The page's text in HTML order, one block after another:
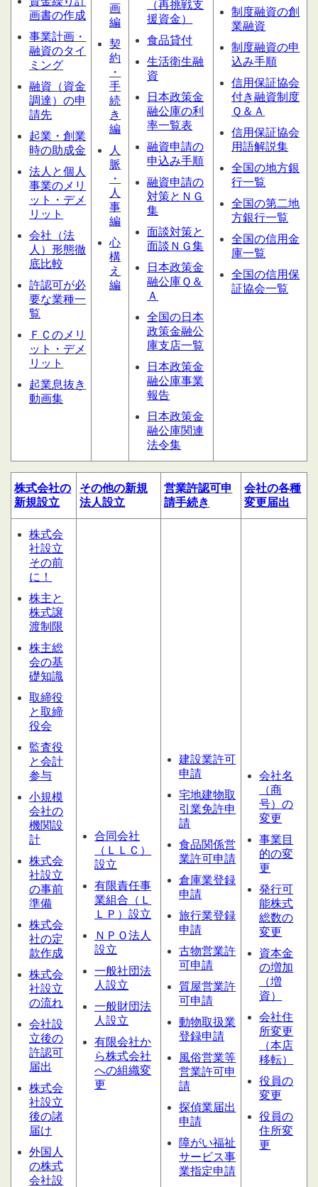
画書の作成
事業計画・
融資のタイ
ミング
融資（資金
調達）の申
請先
起業・創業
時の助成金
法人と個人
事業のメリ
ット・デメ
リット
会社（法
人）形態徹
底比較
許認可が必
要な業種一
覧
ＦＣのメリ
ット・デメ
リット
起業息抜き
動画集
画
編
契
約
・
手
続
き
編
人
脈
・
人
事
編
心
構
え
編
（再挑戦支
援資金）
食品貸付
生活衛生融
資
日本政策金
融公庫の利
率一覧表
融資申請の
申込み手順
融資申請の
対策とＮＧ
集
面談対策と
面談ＮＧ集
日本政策金
融公庫Ｑ＆
Ａ
全国の日本
政策金融公
庫支店一覧
日本政策金
融公庫事業
報告
日本政策金
融公庫関連
法令集
制度融資の創
業融資
制度融資の申
込み手順
信用保証協会
付き融資制度
Ｑ＆Ａ
信用保証協会
用語解説集
全国の地方銀
行一覧
全国の第二地
方銀行一覧
全国の信用金
庫一覧
全国の信用保
証協会一覧
株式会社の
新規設立
その他の新規
法人設立
営業許認可申
請手続き
会社の各種
変更届出
株式会
社設立
その前
に！
株主と
株式譲
渡制限
株主総
会の基
礎知識
取締役
と取締
役会
監査役
と会計
参与
小規模
会社の
機関設
計
株式会
社設立
の事前
準備
株式会
社の定
款作成
株式会
社設立
の流れ
会社設
立後の
許認可
届出
株式会
社設立
後の諸
届け
外国人
の株式
会社設
合同会社
（ＬＬＣ）
設立
有限責任事
業組合（Ｌ
ＬＰ）設立
ＮＰＯ法人
設立
一般社団法
人設立
一般財団法
人設立
有限会社か
ら株式会社
への組織変
更
建設業許可
申請
宅地建物取
引業免許申
請
食品関係営
業許可申請
倉庫業登録
申請
旅行業登録
申請
古物営業許
可申請
質屋営業許
可申請
動物取扱業
登録申請
風俗営業等
営業許可申
請
探偵業届出
申請
障がい福祉
サービス事
業指定申請
会社名
（商
号）の
変更
事業目
的の変
更
発行可
能株式
総数の
変更
資本金
の増加
（増
資）
会社住
所変更
（本店
移転）
役員の
変更
役員の
住所変
更